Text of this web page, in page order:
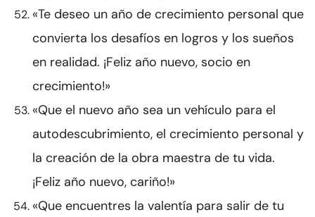
«Te deseo un año de crecimiento personal que
convierta los desafíos en logros y los sueños
en realidad. ¡Feliz año nuevo, socio en
crecimiento!»
«Que el nuevo año sea un vehículo para el
autodescubrimiento, el crecimiento personal y
la creación de la obra maestra de tu vida.
¡Feliz año nuevo, cariño!»
«Que encuentres la valentía para salir de tu